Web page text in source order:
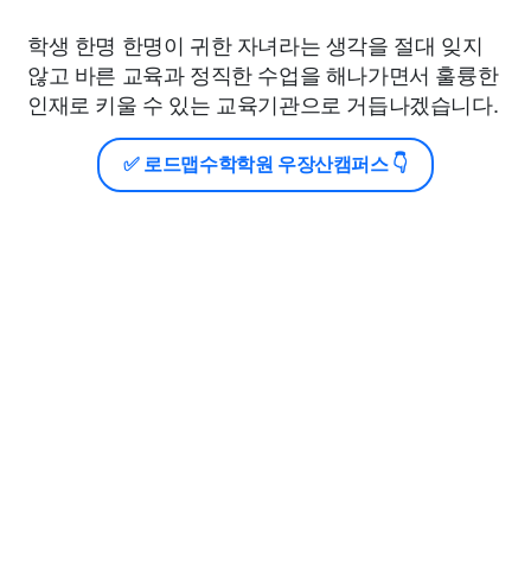
학생 한명 한명이 귀한 자녀라는 생각을 절대 잊지
않고 바른 교육과 정직한 수업을 해나가면서 훌륭한
인재로 키울 수 있는 교육기관으로 거듭나겠습니다.
✅ 로드맵수학학원 우장산캠퍼스 👇